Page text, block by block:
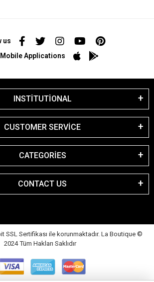
us
Applications
INSTİTUTİONAL
CUSTOMER SERVİCE
CATEGORİES
CONTACT US
SSL Sertifikası ile korunmaktadır. La Boutique ©
2024 Tüm Hakları Saklıdır